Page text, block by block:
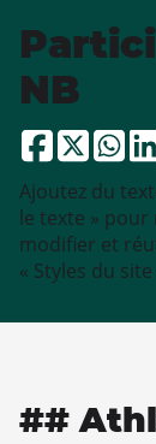
NB
Ajoutez du
le texte »
modifier et
« Styles du site
##